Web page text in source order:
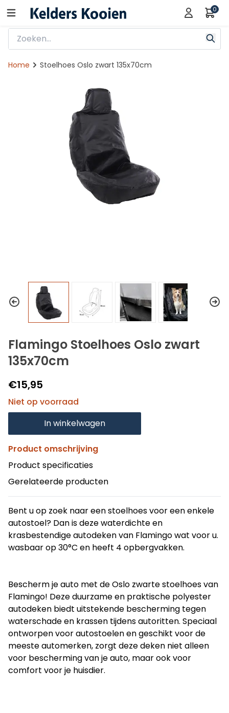
0
Home Stoelhoes Oslo zwart 135x70cm
Flamingo Stoelhoes Oslo zwart
135x70cm
€15,95
Niet op voorraad
In winkelwagen
Product omschrijving
Product specificaties
Gerelateerde producten
Bent u op zoek naar een stoelhoes voor een enkele
autostoel? Dan is deze waterdichte en
krasbestendige autodeken van Flamingo wat voor u.
wasbaar op 30°C en heeft 4 opbergvakken.
Bescherm je auto met de Oslo zwarte stoelhoes van
Flamingo! Deze duurzame en praktische polyester
autodeken biedt uitstekende bescherming tegen
waterschade en krassen tijdens autoritten. Speciaal
ontworpen voor autostoelen en geschikt voor de
meeste automerken, zorgt deze deken niet alleen
voor bescherming van je auto, maar ook voor
comfort voor je huisdier.